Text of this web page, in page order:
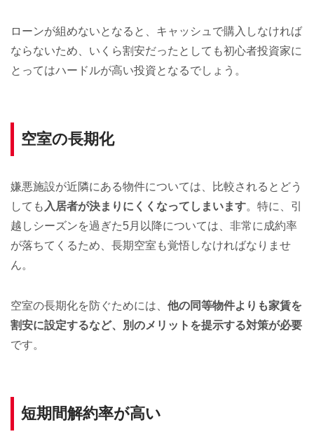
ローンが組めないとなると、キャッシュで購入しなければ
ならないため、いくら割安だったとしても初心者投資家に
とってはハードルが高い投資となるでしょう。
空室の長期化
嫌悪施設が近隣にある物件については、比較されるとどう
しても 入居者が決まりにくくなってしまいます。特に、引
越しシーズンを過ぎた5月以降については、非常に成約率
が落ちてくるため、長期空室も覚悟しなければなりませ
ん。
空室の長期化を防ぐためには、 他の同等物件よりも家賃を
割安に設定するなど、別のメリットを提示する対策が必要
です。
短期間解約率が高い